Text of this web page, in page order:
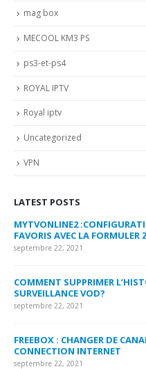
mag box
MECOOL KM3 PS
ps3-et-ps4
ROYAL IPTV
Royal iptv
Uncategorized
VPN
LATEST POSTS
MYTVONLINE2
FAVORIS AVEC LA FORMULER
septembre 22, 2021
COMMENT SUPPRIMER
SURVEILLANCE VOD?
septembre 22, 2021
FREEBOX : CHANGER DE
CONNECTION INTERNET
septembre 22, 2021